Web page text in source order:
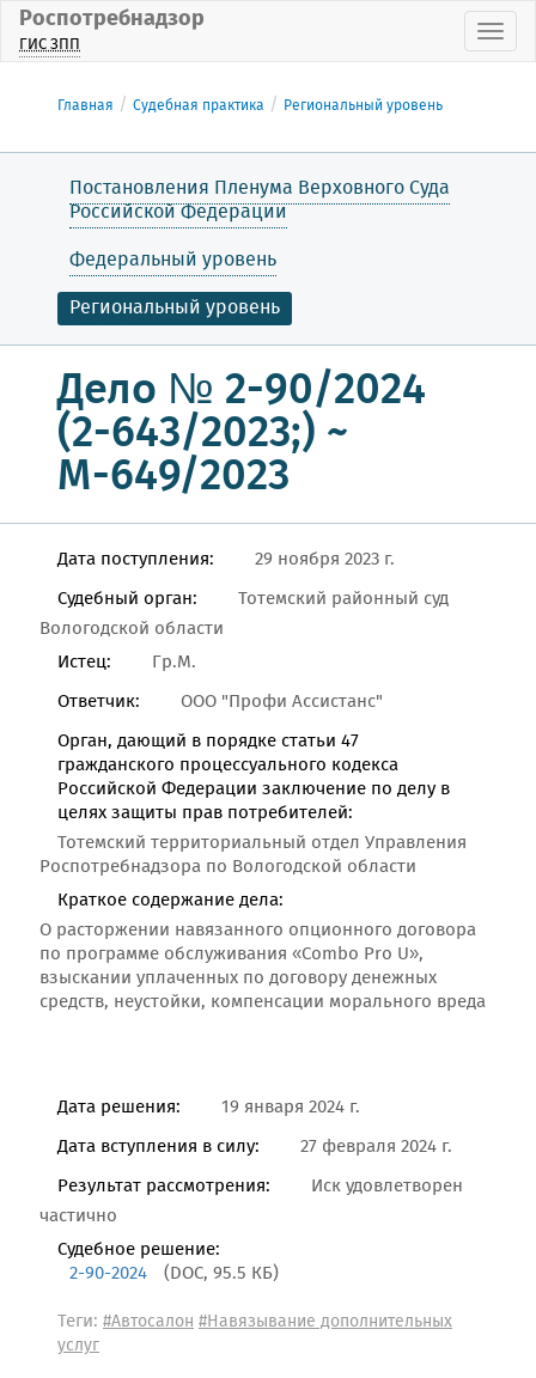
Роспотребнадзор
ГИС ЗПП
Главная Судебная практика Региональный уровень
Постановления Пленума Верховного Суда
Российской Федерации
Федеральный уровень
Региональный уровень
Дело № 2-90/2024
(2-643/2023;) ~
М-649/2023
Дата поступления:
29 ноября 2023 г.
Судебный орган:
Тотемский районный суд
Вологодской области
Истец:
Гр.М.
Ответчик:
ООО "Профи Ассистанс"
Орган, дающий в порядке статьи 47
гражданского процессуального кодекса
Российской Федерации заключение по делу в
целях защиты прав потребителей:
Тотемский территориальный отдел Управления
Роспотребнадзора по Вологодской области
Краткое содержание дела:
О расторжении навязанного опционного договора
по программе обслуживания «Combo Pro U»,
взыскании уплаченных по договору денежных
средств, неустойки, компенсации морального вреда
Дата решения:
19 января 2024 г.
Дата вступления в силу:
27 февраля 2024 г.
Результат рассмотрения:
Иск удовлетворен
частично
Судебное решение:
2-90-2024 (DOC, 95.5 КБ)
Теги: #Автосалон#Навязывание дополнительных
услуг